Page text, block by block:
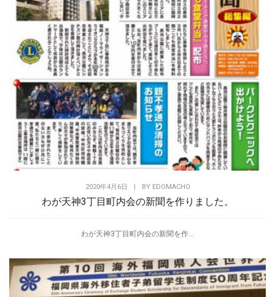
2020年4月6日 BY EDOMACHO
わが天神3丁目町内会の新聞を作りました。
わが天神3丁目町内会の新聞を作...